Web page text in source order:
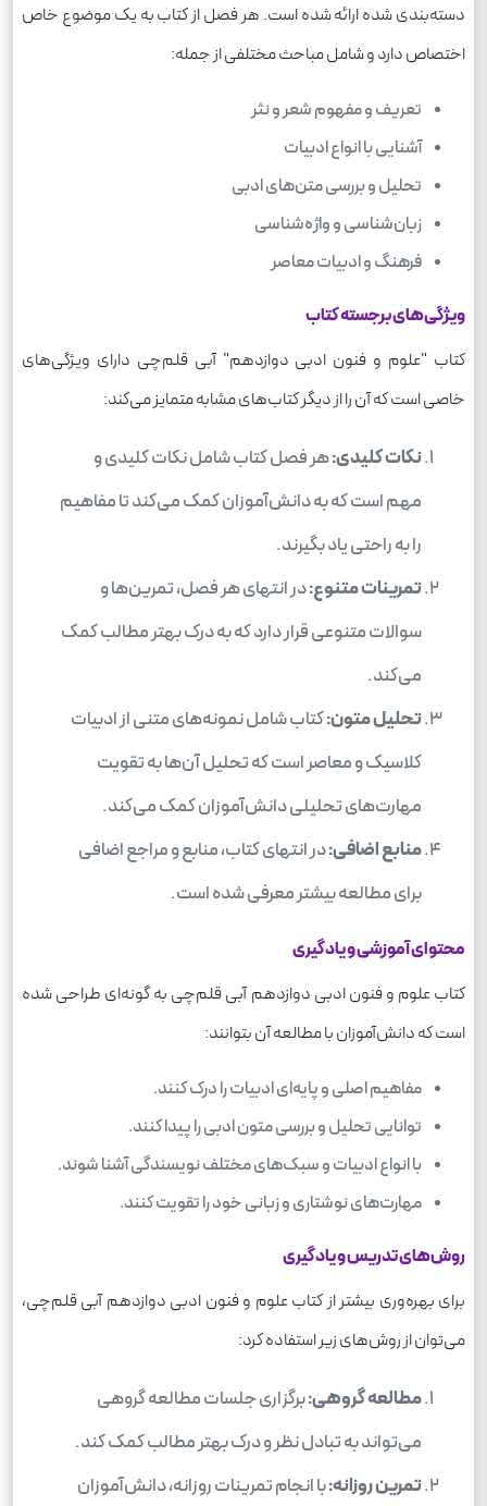
دسته‌بندی شده ارائه شده است. هر فصل از کتاب به یک موضوع خاص
اختصاص دارد و شامل مباحث مختلفی از جمله:
تعریف و مفهوم شعر و نثر
آشنایی با انواع ادبیات
تحلیل و بررسی متن‌های ادبی
زبان‌شناسی و واژه‌شناسی
فرهنگ و ادبیات معاصر
ویژگی‌های برجسته کتاب
کتاب "علوم و فنون ادبی دوازدهم" آبی قلم‌چی دارای ویژگی‌های
خاصی است که آن را از دیگر کتاب‌های مشابه متمایز می‌کند:
نکات کلیدی:هر فصل کتاب شامل نکات کلیدی و
مهم است که به دانش‌آموزان کمک می‌کند تا مفاهیم
را به راحتی یاد بگیرند.
تمرینات متنوع:در انتهای هر فصل، تمرین‌ها و
سوالات متنوعی قرار دارد که به درک بهتر مطالب کمک
می‌کند.
تحلیل متون:کتاب شامل نمونه‌های متنی از ادبیات
کلاسیک و معاصر است که تحلیل آن‌ها به تقویت
مهارت‌های تحلیلی دانش‌آموزان کمک می‌کند.
منابع اضافی:در انتهای کتاب، منابع و مراجع اضافی
برای مطالعه بیشتر معرفی شده است.
محتوای آموزشی و یادگیری
کتاب علوم و فنون ادبی دوازدهم آبی قلم‌چی به گونه‌ای طراحی شده
است که دانش‌آموزان با مطالعه آن بتوانند:
مفاهیم اصلی و پایه‌ای ادبیات را درک کنند.
توانایی تحلیل و بررسی متون ادبی را پیدا کنند.
با انواع ادبیات و سبک‌های مختلف نویسندگی آشنا شوند.
مهارت‌های نوشتاری و زبانی خود را تقویت کنند.
روش‌های تدریس و یادگیری
برای بهره‌وری بیشتر از کتاب علوم و فنون ادبی دوازدهم آبی قلم‌چی،
می‌توان از روش‌های زیر استفاده کرد:
مطالعه گروهی:برگزاری جلسات مطالعه گروهی
می‌تواند به تبادل نظر و درک بهتر مطالب کمک کند.
تمرین روزانه:با انجام تمرینات روزانه، دانش‌آموزان